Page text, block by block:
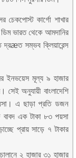
চেকপোস্ট কার্গো শাখার
ভারত থেকে আমদানির
দ্রæত সম্ভব ক্লিয়ারেন্স
ইনভয়েস মূল্য ৯ হাজার
অনুযায়ী বাংলাদেশি
এ ছাড়া প্রতি ডজন
বাবদ এক টাকা ৮৩ পয়সা
প্রায় সাড়ে ৭ টাকার
২ হাজার ৩১ হাজার